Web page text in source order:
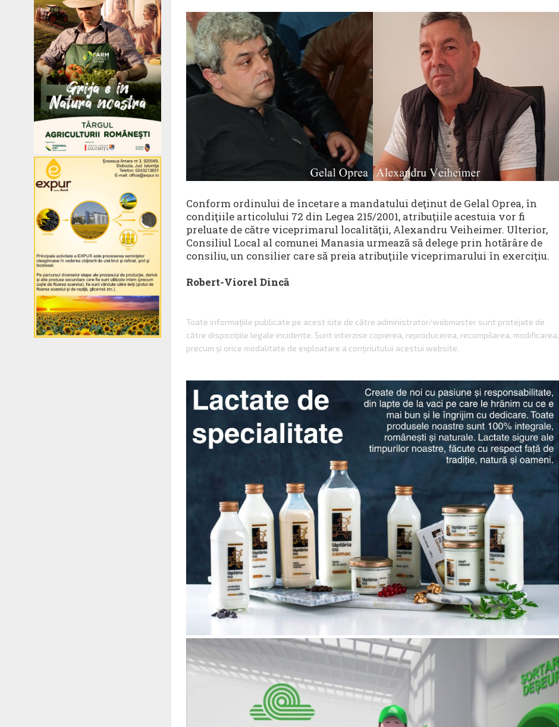
Conform ordinului de încetare a mandatului deţinut de Gelal Oprea, în
condiţiile articolului 72 din Legea 215/2001, atribuţiile acestuia vor fi
preluate de către viceprimarul localităţii, Alexandru Veiheimer. Ulterior,
Consiliul Local al comunei Manasia urmează să delege prin hotărâre de
consiliu, un consilier care să preia atribuţiile viceprimarului în exerciţiu.
Robert-Viorel Dincă
Toate informaţiile publicate pe acest site de către administrator/webmaster sunt protejate de
către dispoziţiile legale incidente. Sunt interzise copierea, reproducerea, recompilarea, modificarea,
precum şi orice modalitate de exploatare a conţinutului acestui website.